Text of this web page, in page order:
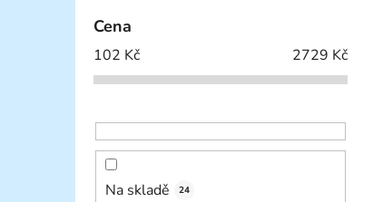
Cena
102 Kč 2729 Kč
Na skladě 24